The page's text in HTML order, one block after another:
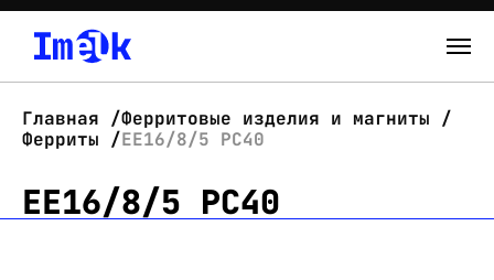
О нас
Новости
Главная
Ферритовые изделия и магниты
Ферриты
EE16/8/5 PC40
EE16/8/5 PC40